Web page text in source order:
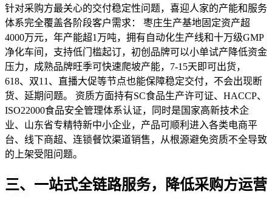
针对采购方最关心的交付稳定性问题，喜迎人家的产能和服务
体系完全覆盖各阶段客户需求： 枣庄生产基地固定资产超
4000万元，年产能超1万吨，拥有自动化生产线和十万级GMP
净化车间，支持低门槛起订，初创品牌可以小单试产降低资金
压力，成熟品牌旺季可快速爬坡产能，7-15天即可出货，
618、双11、直播大促等节点也能保障稳定交付，不会出现断
货、延期问题。 资质方面持有SC食品生产许可证、HACCP、
ISO22000食品安全管理体系认证，同时是国家高新技术企
业、山东省专精特新中小企业，产品可顺利进入各类电商平
台、线下商超、连锁餐饮渠道销售，从根源避免资质不全导致
的上架受阻问题。
三、一站式全链路服务，降低采购方运营